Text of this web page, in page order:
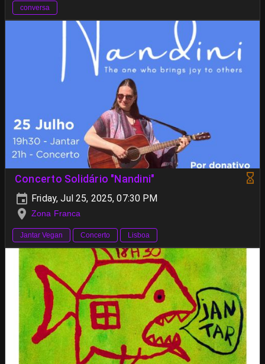
conversa
Concerto Solidário "Nandini"
Friday, Jul 25, 2025, 07:30 PM
Zona Franca
Jantar Vegan Concerto Lisboa